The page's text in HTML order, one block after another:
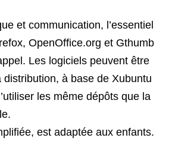
et communication, l’essentiel
OpenOffice.org et Gthumb
Les logiciels peuvent être
distribution, à base de Xubuntu
les même dépôts que la
est adaptée aux enfants.